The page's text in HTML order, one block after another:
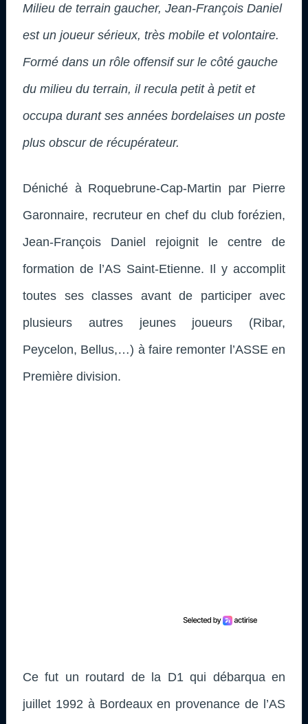
Milieu de terrain gaucher, Jean-François Daniel
est un joueur sérieux, très mobile et volontaire.
Formé dans un rôle offensif sur le côté gauche
du milieu du terrain, il recula petit à petit et
occupa durant ses années bordelaises un poste
plus obscur de récupérateur.
Déniché à Roquebrune-Cap-Martin par Pierre
Garonnaire, recruteur en chef du club forézien,
Jean-François Daniel rejoignit le centre de
formation de l’AS Saint-Etienne. Il y accomplit
toutes ses classes avant de participer avec
plusieurs autres jeunes joueurs (Ribar,
Peycelon, Bellus,…) à faire remonter l’ASSE en
Première division.
Ce fut un routard de la D1 qui débarqua en
juillet 1992 à Bordeaux en provenance de l’AS